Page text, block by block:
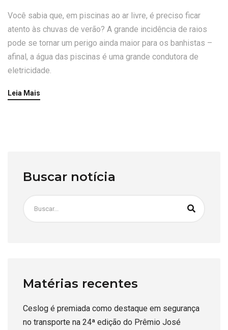
Você sabia que, em piscinas ao ar livre, é preciso ficar
atento às chuvas de verão? A grande incidência de raios
pode se tornar um perigo ainda maior para os banhistas –
afinal, a água das piscinas é uma grande condutora de
eletricidade.
Leia Mais
Buscar notícia
Matérias recentes
Ceslog é premiada como destaque em segurança
no transporte na 24ª edição do Prêmio José